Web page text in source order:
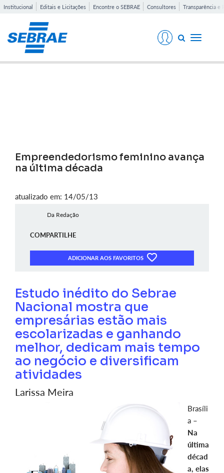
Institucional Editais e Licitações Encontre o SEBRAE Consultores Transparência e
Toggle
Empreendedorismo feminino avança
na última década
atualizado em: 14/05/13
Da Redação
COMPARTILHE
ADICIONAR AOS FAVORITOS
Estudo inédito do Sebrae
Nacional mostra que
empresárias estão mais
escolarizadas e ganhando
melhor, dedicam mais tempo
ao negócio e diversificam
atividades
Larissa Meira
Brasíli
a –
Na
última
décad
a, elas